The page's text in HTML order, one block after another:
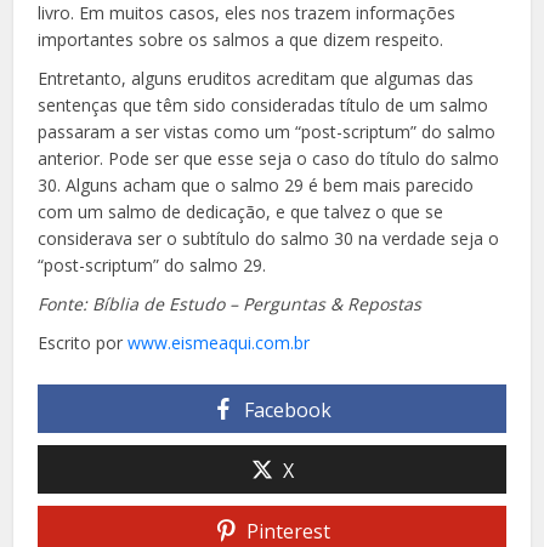
livro. Em muitos casos, eles nos trazem informações
importantes sobre os salmos a que dizem respeito.
Entretanto, alguns eruditos acreditam que algumas das
sentenças que têm sido consideradas título de um salmo
passaram a ser vistas como um “post-scriptum” do salmo
anterior. Pode ser que esse seja o caso do título do salmo
30. Alguns acham que o salmo 29 é bem mais parecido
com um salmo de dedicação, e que talvez o que se
considerava ser o subtítulo do salmo 30 na verdade seja o
“post-scriptum” do salmo 29.
Fonte: Bíblia de Estudo – Perguntas & Repostas
Escrito porwww.eismeaqui.com.br
Facebook
X
Pinterest